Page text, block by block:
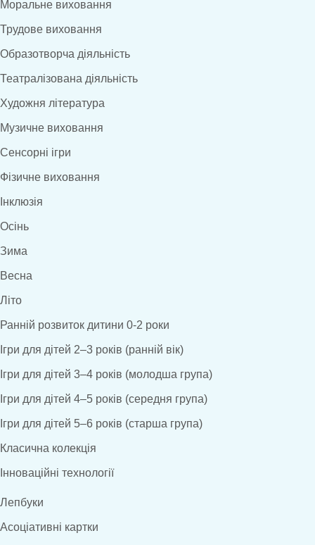
Моральне виховання
Трудове виховання
Образотворча діяльність
Театралізована діяльність
Художня література
Музичне виховання
Сенсорні ігри
Фізичне виховання
Інклюзія
Осінь
Зима
Весна
Літо
Ранній розвиток дитини 0-2 роки
Ігри для дітей 2–3 років (ранній вік)
Ігри для дітей 3–4 років (молодша група)
Ігри для дітей 4–5 років (середня група)
Ігри для дітей 5–6 років (старша група)
Класична колекція
Інноваційні технології
Лепбуки
Асоціативні картки